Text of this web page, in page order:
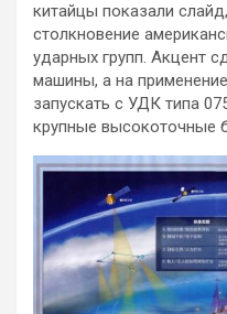
китайцы показали
столкновение
ударных групп. Акцент
машины, а на
запускать с УДК типа
крупные высокоточные